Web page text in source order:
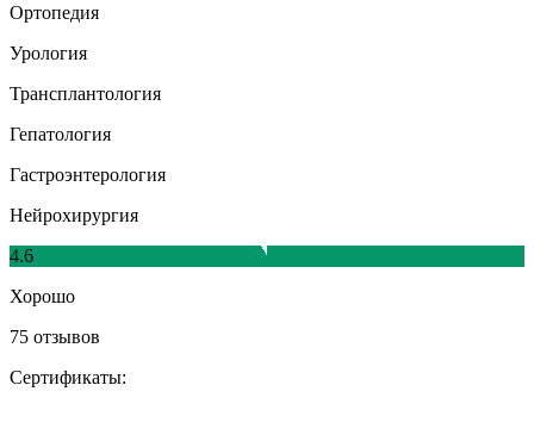
Ортопедия
Урология
Трансплантология
Гепатология
Гастроэнтерология
Нейрохирургия
4.6
Хорошо
75 отзывов
Сертификаты: